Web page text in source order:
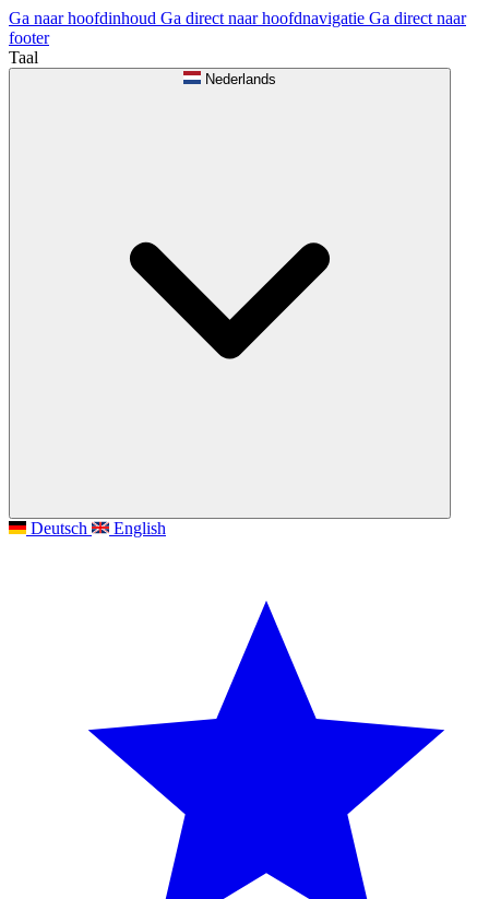
Ga naar hoofdinhoud Ga direct naar hoofdnavigatie Ga direct naar
footer
Taal
Nederlands
Deutsch English